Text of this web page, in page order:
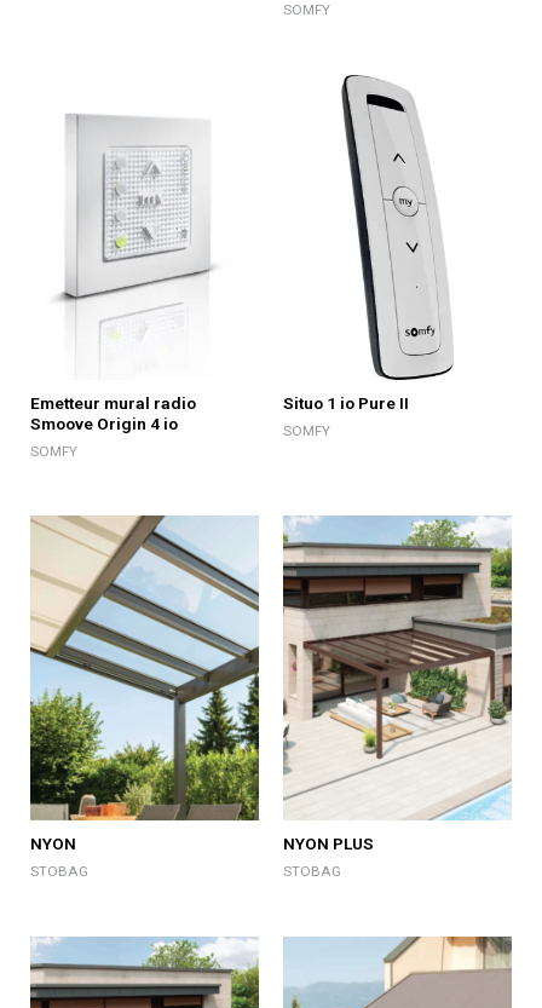
SOMFY
Emetteur mural radio
Smoove Origin 4 io
SOMFY
Situo 1 io Pure II
SOMFY
NYON
STOBAG
NYON PLUS
STOBAG